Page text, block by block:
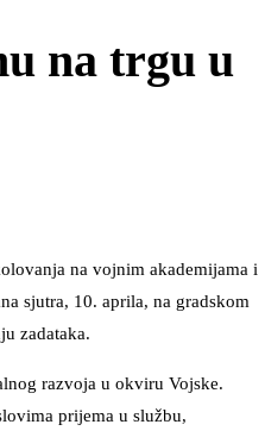
na trgu u
na vojnim akademijama i
sjutra, 10. aprila, na gradskom
zadataka.
razvoja u okviru Vojske.
prijema u službu,